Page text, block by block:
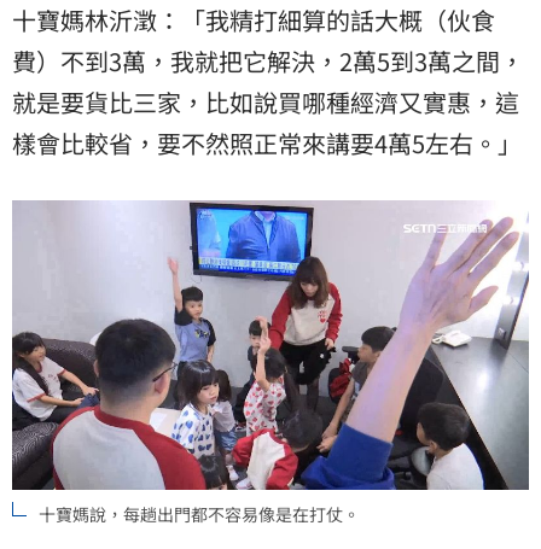
十寶媽林沂澂：「我精打細算的話大概（伙食
費）不到3萬，我就把它解決，2萬5到3萬之間，
就是要貨比三家，比如說買哪種經濟又實惠，這
樣會比較省，要不然照正常來講要4萬5左右。」
十寶媽說，每趟出門都不容易像是在打仗。